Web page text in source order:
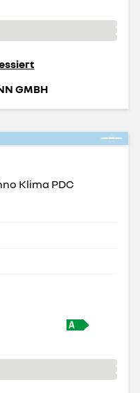
GMBH
Klima PDC